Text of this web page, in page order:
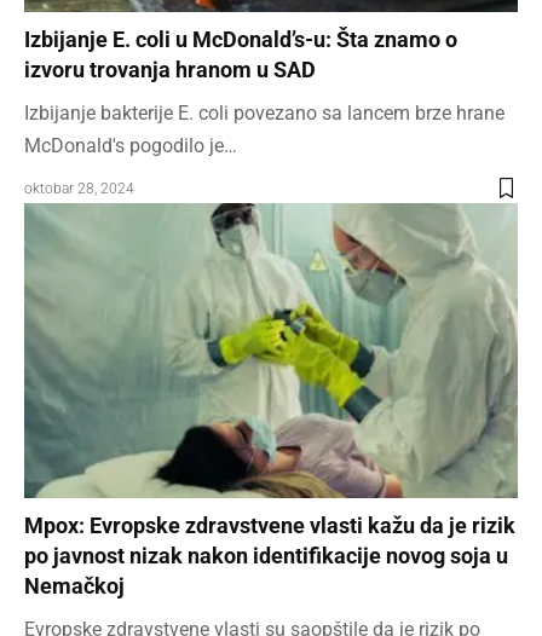
Izbijanje E. coli u McDonald’s-u: Šta znamo o
izvoru trovanja hranom u SAD
Izbijanje bakterije E. coli povezano sa lancem brze hrane
McDonald's pogodilo je…
oktobar 28, 2024
Mpox: Evropske zdravstvene vlasti kažu da je rizik
po javnost nizak nakon identifikacije novog soja u
Nemačkoj
Evropske zdravstvene vlasti su saopštile da je rizik po